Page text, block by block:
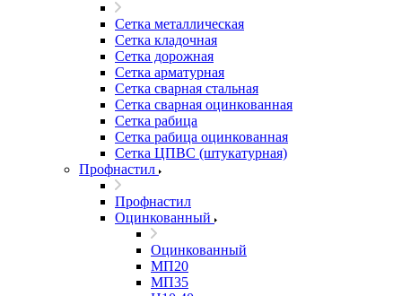
Сетка металлическая
Сетка кладочная
Сетка дорожная
Сетка арматурная
Сетка сварная стальная
Сетка сварная оцинкованная
Сетка рабица
Сетка рабица оцинкованная
Сетка ЦПВС (штукатурная)
Профнастил
Профнастил
Оцинкованный
Оцинкованный
МП20
МП35